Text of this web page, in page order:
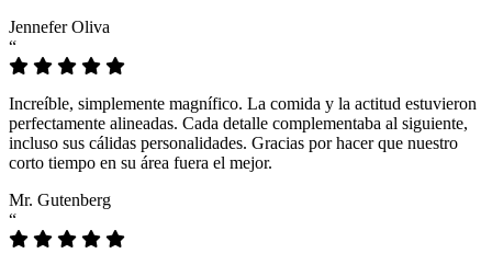
Jennefer Oliva
“
Increíble, simplemente magnífico. La comida y la actitud estuvieron
perfectamente alineadas. Cada detalle complementaba al siguiente,
incluso sus cálidas personalidades. Gracias por hacer que nuestro
corto tiempo en su área fuera el mejor.
Mr. Gutenberg
“